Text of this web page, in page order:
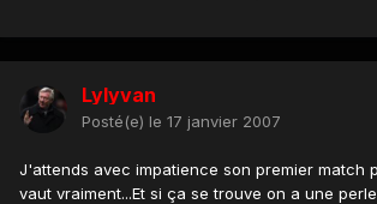
Lylyvan
Posté(e) le 17 janvier 2007
J'attends avec impatience son premier match
vaut vraiment...Et si ça se trouve on a une